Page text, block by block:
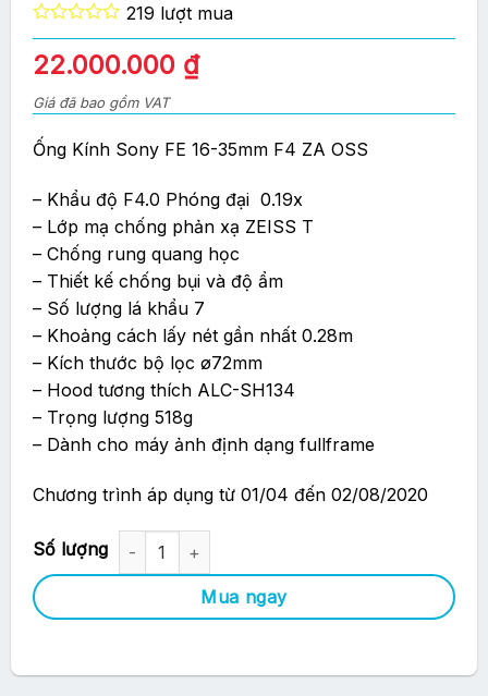
0
out
of
219 lượt mua
Giá
gốc
là:
27.990.000 ₫.
22.000.000 ₫Giá
hiện
tại
là:
Giá đã bao gồm VAT
Ống Kính Sony FE 16-35mm F4 ZA OSS
– Khẩu độ F4.0 Phóng đại 0.19x
– Lớp mạ chống phản xạ ZEISS T
– Chống rung quang học
– Thiết kế chống bụi và độ ẩm
– Số lượng lá khẩu 7
– Khoảng cách lấy nét gần nhất 0.28m
– Kích thước bộ lọc ø72mm
– Hood tương thích ALC-SH134
– Trọng lượng 518g
– Dành cho máy ảnh định dạng fullframe
Chương trình áp dụng từ 01/04 đến 02/08/2020
Ống Kính Sony FE 16-35mm F4 ZA OSS (SEL1635Z) số lượng
Mua ngay